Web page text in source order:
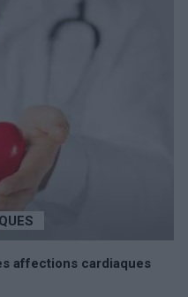
affections cardiaques